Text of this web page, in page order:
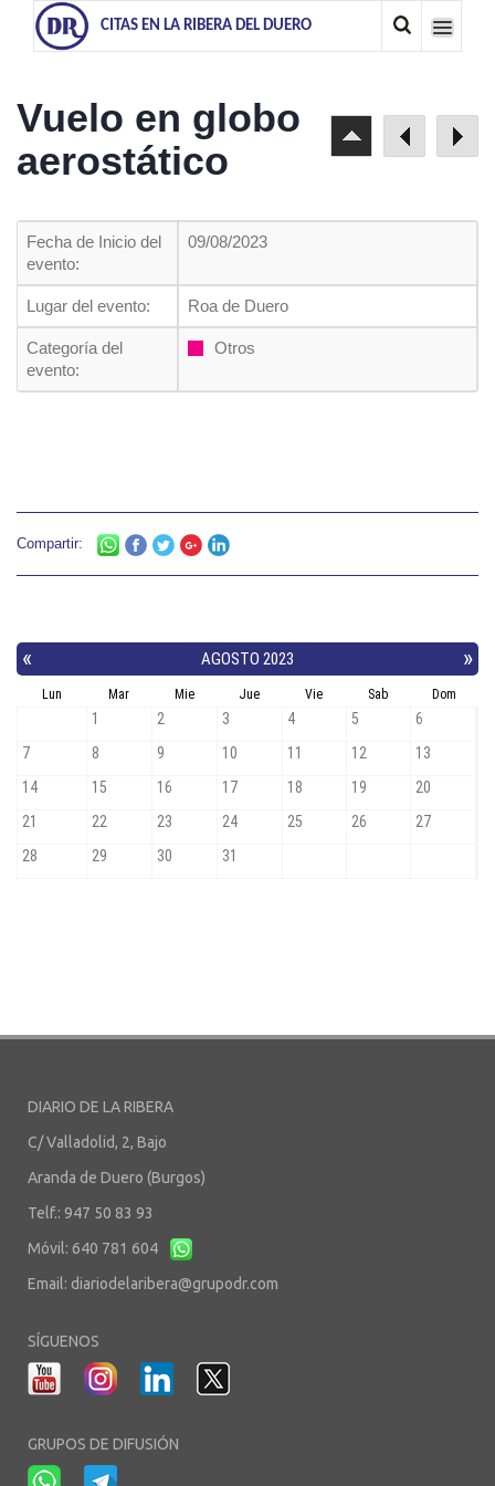
CITAS EN LA RIBERA DEL DUERO
Vuelo en globo
aerostático
Fecha de Inicio del
evento:
09/08/2023
Lugar del evento: Roa de Duero
Categoría del
evento:
Otros
Compartir:
DIARIO DE LA RIBERA
C/ Valladolid, 2, Bajo
Aranda de Duero (Burgos)
Telf.: 947 50 83 93
Móvil: 640 781 604
Email: diariodelaribera@grupodr.com
SÍGUENOS
GRUPOS DE DIFUSIÓN